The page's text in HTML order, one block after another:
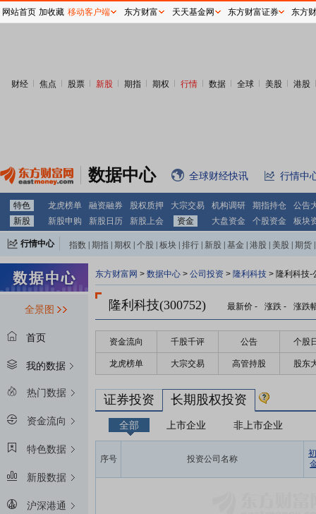
财经 焦点 股票 新股 期指 期权 行情 数据 全球 美股 港股
数据中心 全球财经快讯 行情中
特色 龙虎榜单 融资融券 股权质押 大宗交易 机构调研 期指持仓
公告
新股
新股申购 新股日历 新股上会 资金 大盘资金 个股资金 板块
行情中心 指数 期指 期权 个股 板块 排行 新股 基金 港股 美股 期货
全景图
首页
我的数据
热门数据
资金流向
特色数据
新股数据
沪深港通
东方财富网 > 数据中心 > 公司投资 > 隆利科技 > 隆利科技-
隆利科技(300752) 最新价 - 涨跌 - 涨跌
资金流向 千股千评 公告 个股
龙虎榜单 大宗交易 高管持股 股东
证券投资 长期股权投资
全部 上市企业 非上市企业
序号 投资公司名称
网站首页 加收藏 移动客户端 东方财富 天天基金网 东方财富证券 东方